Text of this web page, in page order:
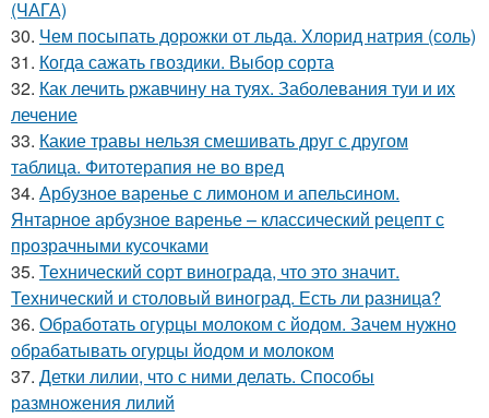
(ЧАГА)
30. Чем посыпать дорожки от льда. Хлорид натрия (соль)
31. Когда сажать гвоздики. Выбор сорта
32. Как лечить ржавчину на туях. Заболевания туи и их
лечение
33. Какие травы нельзя смешивать друг с другом
таблица. Фитотерапия не во вред
34. Арбузное варенье с лимоном и апельсином.
Янтарное арбузное варенье – классический рецепт с
прозрачными кусочками
35. Технический сорт винограда, что это значит.
Технический и столовый виноград. Есть ли разница?
36. Обработать огурцы молоком с йодом. Зачем нужно
обрабатывать огурцы йодом и молоком
37. Детки лилии, что с ними делать. Способы
размножения лилий